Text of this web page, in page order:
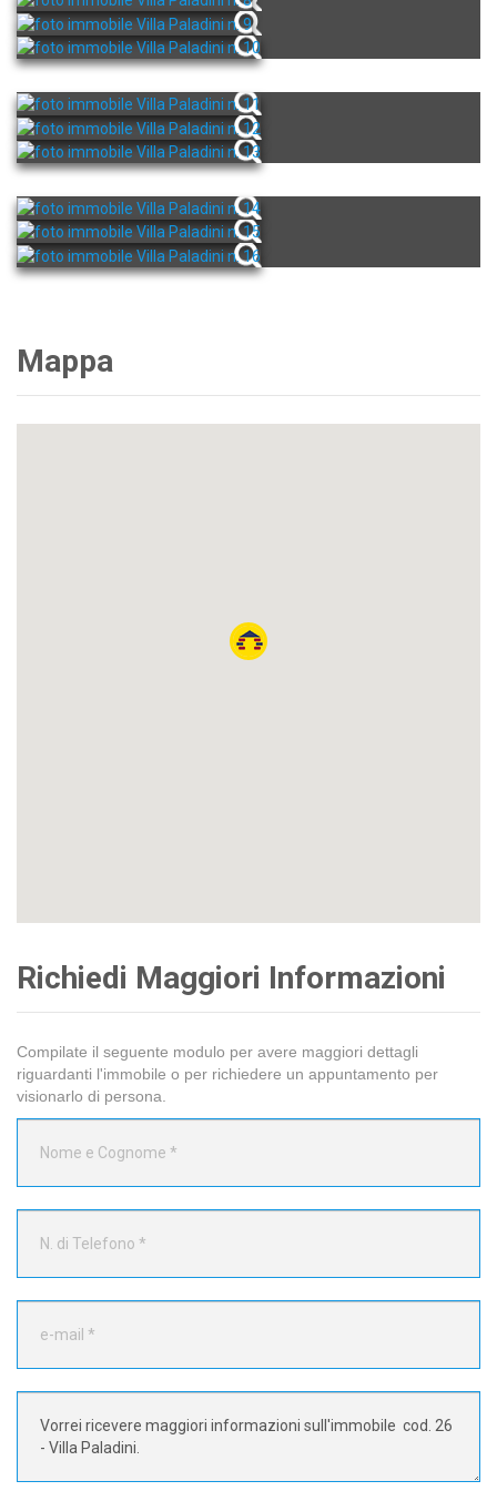
Mappa
Richiedi Maggiori Informazioni
Compilate il seguente modulo per avere maggiori dettagli
riguardanti l'immobile o per richiedere un appuntamento per
visionarlo di persona.